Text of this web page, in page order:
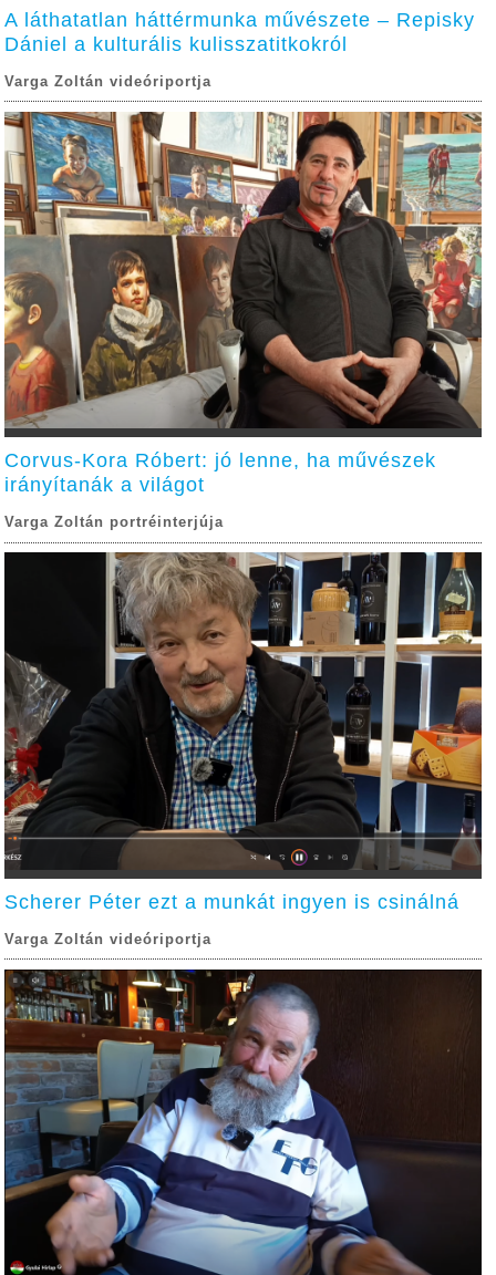
A láthatatlan háttérmunka művészete – Repisky
Dániel a kulturális kulisszatitkokról
Varga Zoltán videóriportja
Corvus-Kora Róbert: jó lenne, ha művészek
irányítanák a világot
Varga Zoltán portréinterjúja
Scherer Péter ezt a munkát ingyen is csinálná
Varga Zoltán videóriportja